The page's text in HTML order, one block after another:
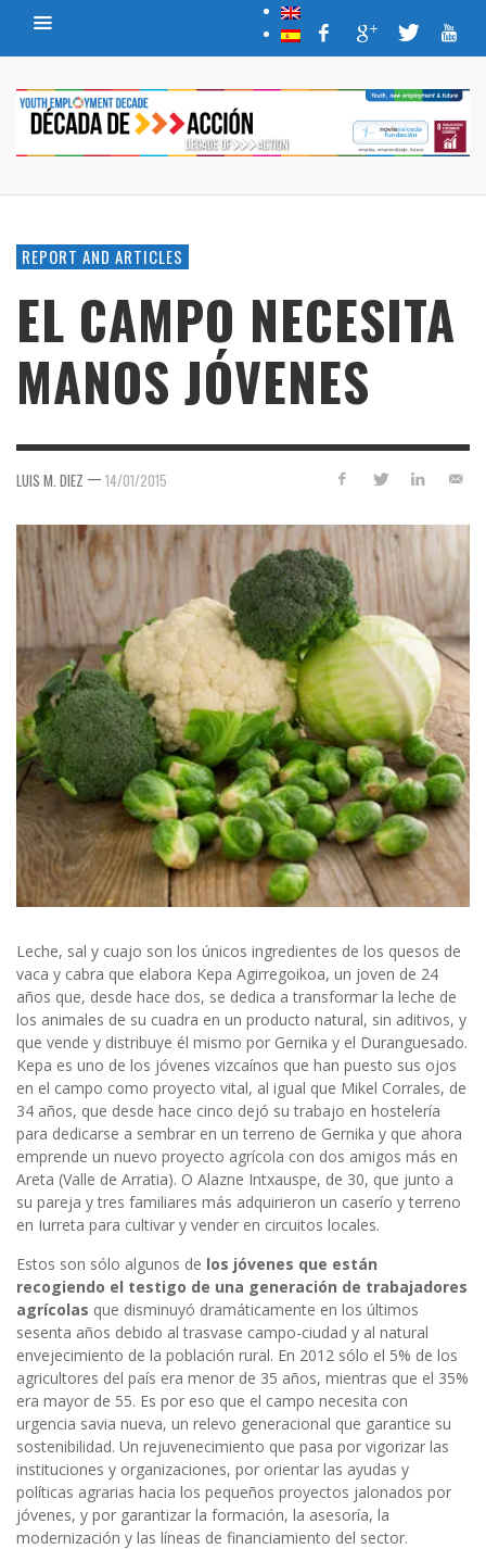
REPORT AND ARTICLES
EL CAMPO NECESITA
MANOS JÓVENES
LUIS M. DIEZ — 14/01/2015
Leche, sal y cuajo son los únicos ingredientes de los quesos de
vaca y cabra que elabora Kepa Agirregoikoa, un joven de 24
años que, desde hace dos, se dedica a transformar la leche de
los animales de su cuadra en un producto natural, sin aditivos, y
que vende y distribuye él mismo por Gernika y el Duranguesado.
Kepa es uno de los jóvenes vizcaínos que han puesto sus ojos
en el campo como proyecto vital, al igual que Mikel Corrales, de
34 años, que desde hace cinco dejó su trabajo en hostelería
para dedicarse a sembrar en un terreno de Gernika y que ahora
emprende un nuevo proyecto agrícola con dos amigos más en
Areta (Valle de Arratia). O Alazne Intxauspe, de 30, que junto a
su pareja y tres familiares más adquirieron un caserío y terreno
en Iurreta para cultivar y vender en circuitos locales.
Estos son sólo algunos de los jóvenes que están
recogiendo el testigo de una generación de trabajadores
agrícolas que disminuyó dramáticamente en los últimos
sesenta años debido al trasvase campo-ciudad y al natural
envejecimiento de la población rural. En 2012 sólo el 5% de los
agricultores del país era menor de 35 años, mientras que el 35%
era mayor de 55. Es por eso que el campo necesita con
urgencia savia nueva, un relevo generacional que garantice su
sostenibilidad. Un rejuvenecimiento que pasa por vigorizar las
instituciones y organizaciones, por orientar las ayudas y
políticas agrarias hacia los pequeños proyectos jalonados por
jóvenes, y por garantizar la formación, la asesoría, la
modernización y las líneas de financiamiento del sector.